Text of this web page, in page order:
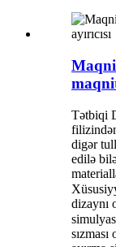
maqnit
Tətbiqi
digər
edilə
dizaynı